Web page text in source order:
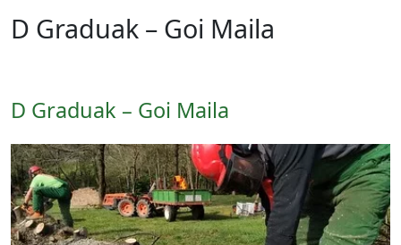
D Graduak – Goi Maila
D Graduak – Goi Maila